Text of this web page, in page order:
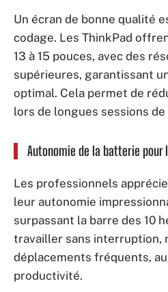
Un écran de bonne qualité
codage. Les ThinkPad
13 à 15 pouces, avec des
supérieures, garantissant
optimal. Cela permet de
lors de longues sessions de
Autonomie de la batterie pour
Les professionnels
leur autonomie
surpassant la barre des 10
travailler sans interruption,
déplacements fréquents,
productivité.